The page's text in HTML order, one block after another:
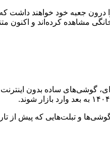
جدیدی را درون جعبه خود
مشاهده کرده‌اند و اکنون
ساده بدون اینترنت